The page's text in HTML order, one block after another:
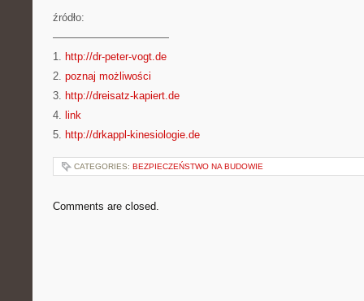
źródło:
———————————
1. http://dr-peter-vogt.de
2. poznaj możliwości
3. http://dreisatz-kapiert.de
4. link
5. http://drkappl-kinesiologie.de
CATEGORIES: BEZPIECZEŃSTWO NA BUDOWIE
Comments are closed.